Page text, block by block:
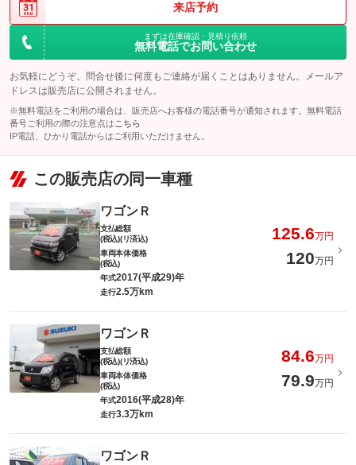
保証
保証項目
上限金額
免責金 無し
保証修理受
付先
-
ビスの有無
無し
このパックの見積もり依頼（無料）
保証 保証無
保証項目
修理回数・
上限金額
-
免責金 無し
保証修理受
付先
ロードサー
ビスの有無
無し
このパックの見積もり依頼（無料）
来店予約
まずは在庫確認・見積り依頼
無料電話でお問い合わせ
お気軽にどうぞ。問合せ後に何度もご連絡が届くことはありません。メールア
ドレスは販売店に公開されません。
※無料電話をご利用の場合は、販売店へお客様の電話番号が通知されます。無料電話
番号ご利用の際の注意点は こちら
IP電話、ひかり電話からはご利用いただけません。
この販売店の同一車種
ワゴンＲ
支払総額
(税込)(リ済込)
125.6万円
車両本体価格
(税込)
120万円
年式2017(平成29)年
走行2.5万km
ワゴンＲ
支払総額
(税込)(リ済込)
84.6万円
車両本体価格
(税込)
79.9万円
年式2016(平成28)年
走行3.3万km
ワゴンＲ